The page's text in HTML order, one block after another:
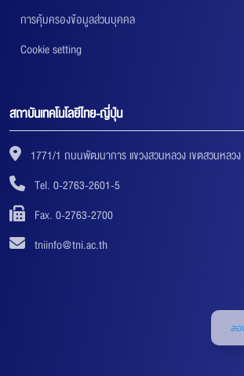
การคุ้มครองข้อมูลส่วนบุคคล
Cookie setting
สถาบันเทคโนโลยีไทย-ญี่ปุ่น
1771/1 ถนนพัฒนาการ แขวงสวนหลวง เขตสวนหลว
Tel. 0-2763-2601-5
Fax. 0-2763-2700
tniinfo@tni.ac.th
ส